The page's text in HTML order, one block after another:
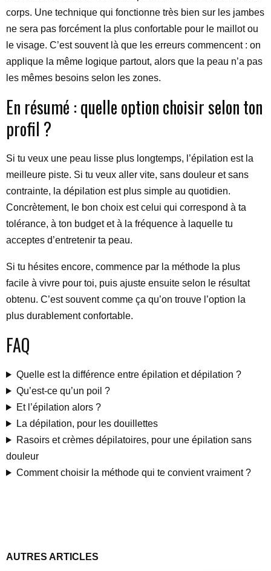
corps. Une technique qui fonctionne très bien sur les jambes
ne sera pas forcément la plus confortable pour le maillot ou
le visage. C’est souvent là que les erreurs commencent : on
applique la même logique partout, alors que la peau n’a pas
les mêmes besoins selon les zones.
En résumé : quelle option choisir selon ton
profil ?
Si tu veux une peau lisse plus longtemps, l’épilation est la
meilleure piste. Si tu veux aller vite, sans douleur et sans
contrainte, la dépilation est plus simple au quotidien.
Concrètement, le bon choix est celui qui correspond à ta
tolérance, à ton budget et à la fréquence à laquelle tu
acceptes d’entretenir ta peau.
Si tu hésites encore, commence par la méthode la plus
facile à vivre pour toi, puis ajuste ensuite selon le résultat
obtenu. C’est souvent comme ça qu’on trouve l’option la
plus durablement confortable.
FAQ
Quelle est la différence entre épilation et dépilation ?
Qu’est-ce qu’un poil ?
Et l’épilation alors ?
La dépilation, pour les douillettes
Rasoirs et crèmes dépilatoires, pour une épilation sans
douleur
Comment choisir la méthode qui te convient vraiment ?
AUTRES ARTICLES